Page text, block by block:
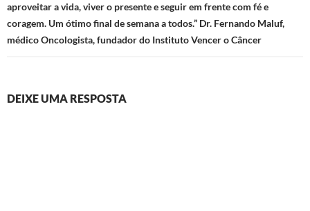
aproveitar a vida, viver o presente e seguir em frente com fé e
coragem. Um ótimo final de semana a todos.” Dr. Fernando Maluf,
médico Oncologista, fundador do Instituto Vencer o Câncer
DEIXE UMA RESPOSTA